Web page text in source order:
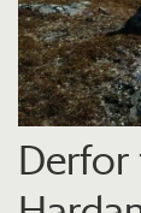
Derfor